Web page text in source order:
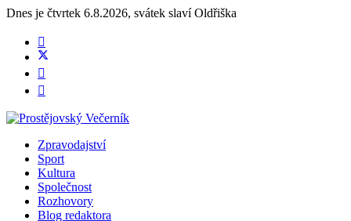
Dnes je čtvrtek 6.8.2026, svátek slavíOldřiška
Zpravodajství
Sport
Kultura
Společnost
Rozhovory
Blog redaktora